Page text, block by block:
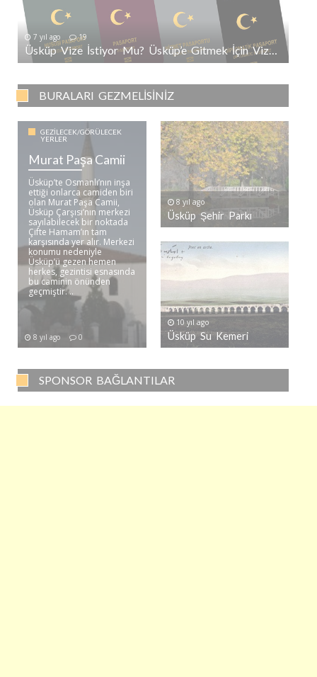
7 yıl ago 19
Üsküp Vize İstiyor Mu? Üsküp’e Gitmek İçin Vize Gerekli Mi?
BURALARI GEZMELISINIZ
GEZILECEK/GÖRÜLECEK
YERLER
Murat Paşa Camii
Üsküp’te Osmanlı’nın inşa
ettiği onlarca camiden biri
olan Murat Paşa Camii,
Üsküp Çarşısı’nın merkezi
sayılabilecek bir noktada
Çifte Hamam’ın tam
karşısında yer alır. Merkezi
konumu nedeniyle
Üsküp’ü gezen hemen
herkes, gezintisi esnasında
bu caminin önünden
geçmiştir. ..
8 yıl ago 0
8 yıl ago
Üsküp Şehir Parkı
10 yıl ago
Üsküp Su Kemeri
SPONSOR BAĞLANTILAR